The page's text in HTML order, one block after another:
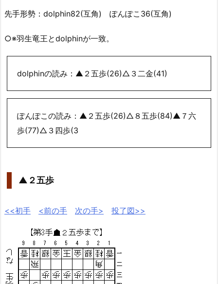
先手形勢：dolphin82(互角) ぽんぽこ36(互角)
○※羽生竜王とdolphinが一致。
dolphinの読み：▲２五歩(26)△３二金(41)
ぽんぽこの読み：▲２五歩(26)△８五歩(84)▲７六
歩(77)△３四歩(3
▲２五歩
<<初手 <前の手 次の手> 投了図>>